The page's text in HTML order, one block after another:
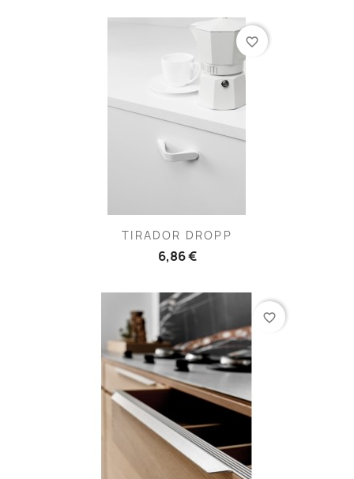
TIRADOR DROPP
6,86 €
favorite_border
favorite_border